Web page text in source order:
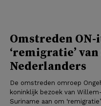
Omstreden
‘remigratie’
Nederlanders
De omstreden omroep
koninklijk bezoek van
Suriname aan om